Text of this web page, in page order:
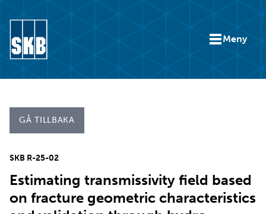
Meny
GÅ TILLBAKA
SKB R-25-02
Estimating transmissivity field based
on fracture geometric characteristics